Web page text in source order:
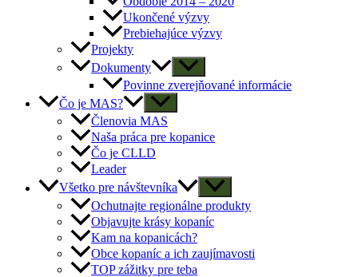
Ukončené výzvy
Prebiehajúce výzvy
Projekty
Dokumenty
Povinne zverejňované informácie
Čo je MAS?
Členovia MAS
Naša práca pre kopanice
Čo je CLLD
Leader
Všetko pre návštevníka
Ochutnajte regionálne produkty
Objavujte krásy kopaníc
Kam na kopanicách?
Obce kopaníc a ich zaujímavosti
TOP zážitky pre teba